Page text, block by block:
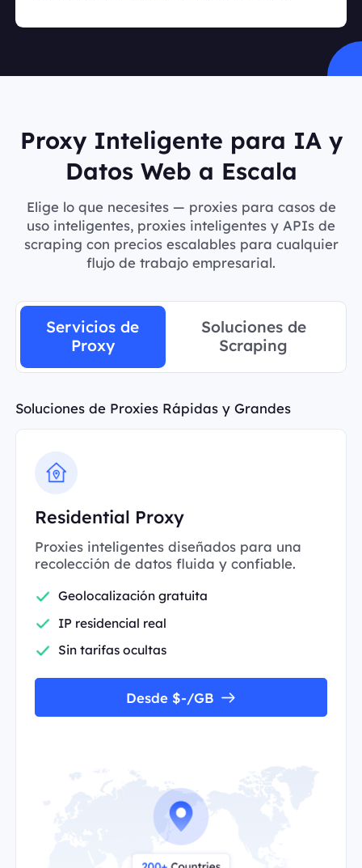
Proxy Inteligente para IA y
Datos Web a Escala
Elige lo que necesites — proxies para casos de
uso inteligentes, proxies inteligentes y APIs de
scraping con precios escalables para cualquier
flujo de trabajo empresarial.
Servicios de
Proxy
Soluciones de
Scraping
Soluciones de Proxies Rápidas y Grandes
Residential Proxy
Proxies inteligentes diseñados para una
recolección de datos fluida y confiable.
Geolocalización gratuita
IP residencial real
Sin tarifas ocultas
Desde $-/GB